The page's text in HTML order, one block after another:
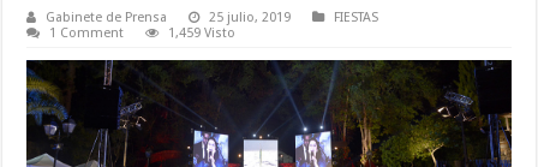
Gabinete de Prensa 25 julio, 2019
FIESTAS
1 Comment
1,459 Visto